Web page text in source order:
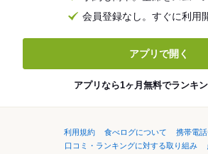
会員登録なし。すぐに利用
アプリで開く
アプリなら1ヶ月無料でランキン
利用規約 食べログについて
携帯電
口コミ・ランキングに対する取り組み